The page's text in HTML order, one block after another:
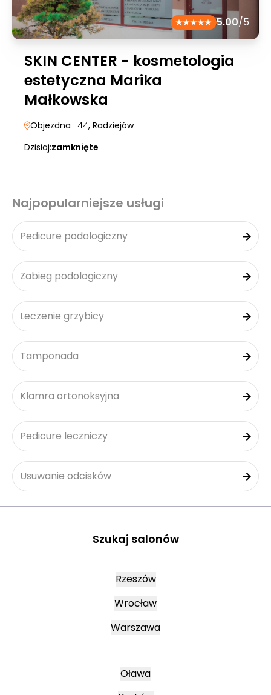
5.00/5
SKIN CENTER - kosmetologia
estetyczna Marika
Małkowska
Objezdna | 44, Radziejów
Dzisiaj:zamknięte
Najpopularniejsze usługi
Pedicure podologiczny
Zabieg podologiczny
Leczenie grzybicy
Tamponada
Klamra ortonoksyjna
Pedicure leczniczy
Usuwanie odcisków
Szukaj salonów
Rzeszów
Wrocław
Warszawa
Oława